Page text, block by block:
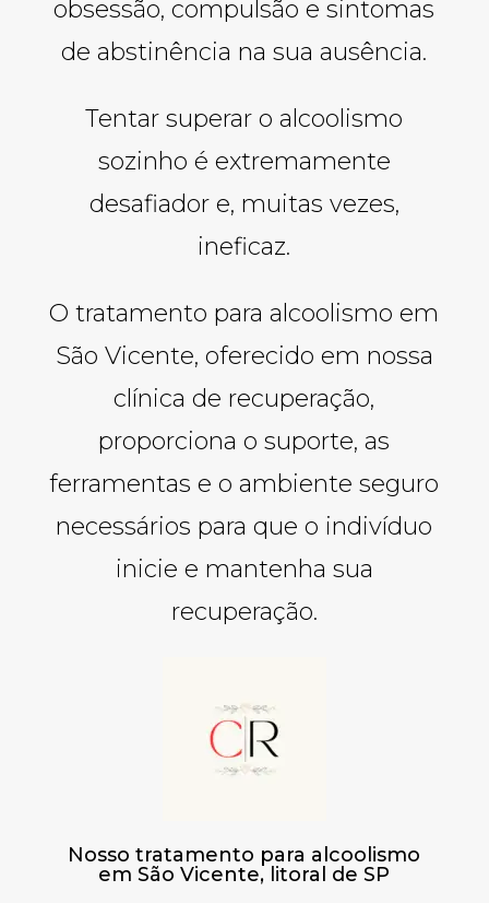
obsessão, compulsão e sintomas
de abstinência na sua ausência.
Tentar superar o alcoolismo
sozinho é extremamente
desafiador e, muitas vezes,
ineficaz.
O tratamento para alcoolismo em
São Vicente, oferecido em nossa
clínica de recuperação,
proporciona o suporte, as
ferramentas e o ambiente seguro
necessários para que o indivíduo
inicie e mantenha sua
recuperação.
Nosso tratamento para alcoolismo
em São Vicente, litoral de SP